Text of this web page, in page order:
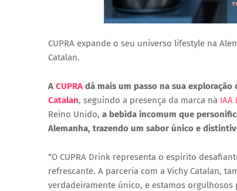
CUPRA expande o seu universo lifestyle na
Catalan.
A CUPRA dá mais um passo na sua
Catalan, seguindo a presença da marca na IAA
Reino Unido, a bebida incomum que
Alemanha, trazendo um sabor único e
“O CUPRA Drink representa o espírito
refrescante. A parceria com a Vichy Catalan,
verdadeiramente único, e estamos